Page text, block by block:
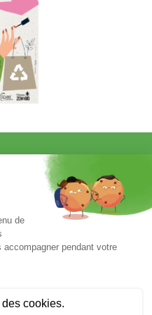
EXPOSER
PRESSE ET
GRATUITE